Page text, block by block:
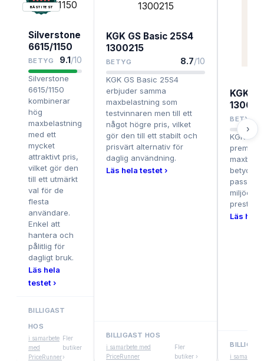
BÄST I TEST
Silverstone
6615/1150
BETYG 9.1/10
Silverstone
6615/1150
kombinerar
hög
maxbelastning
med ett
mycket
attraktivt pris,
vilket gör den
till ett utmärkt
val för de
flesta
användare.
Enkel att
hantera och
pålitlig för
dagligt bruk.
Läs hela
testet ›
BILLIGAST
HOS
i samarbete
med
PriceRunner
Fler
butiker
›
KGK GS Basic 25S4
1300215
BETYG 8.7/10
KGK GS Basic 25S4
erbjuder samma
maxbelastning som
testvinnaren men till ett
något högre pris, vilket
gör den till ett stabilt och
prisvärt alternativ för
daglig användning.
Läs hela testet ›
BILLIGAST HOS
i samarbete med
PriceRunner
Fler
butiker ›
KGK
BETYG
KGK
betydligt
passar
miljöer
Läs hela
i samarbete
›